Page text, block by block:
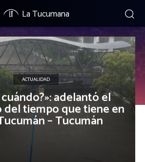
La Tucumana
ACTUALIDAD
adelantó el
tiempo que tiene en
– Tucumán